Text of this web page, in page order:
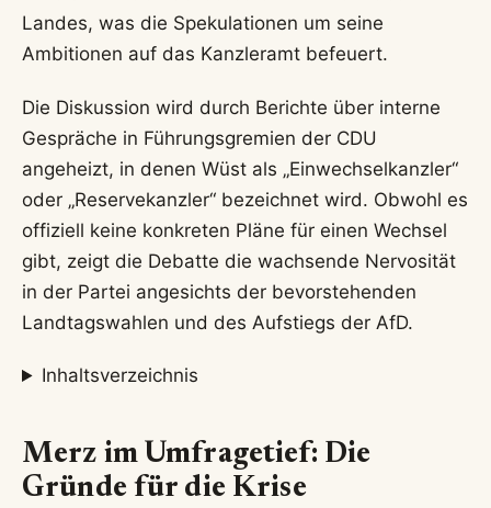
Landes, was die Spekulationen um seine
Ambitionen auf das Kanzleramt befeuert.
Die Diskussion wird durch Berichte über interne
Gespräche in Führungsgremien der CDU
angeheizt, in denen Wüst als „Einwechselkanzler“
oder „Reservekanzler“ bezeichnet wird. Obwohl es
offiziell keine konkreten Pläne für einen Wechsel
gibt, zeigt die Debatte die wachsende Nervosität
in der Partei angesichts der bevorstehenden
Landtagswahlen und des Aufstiegs der AfD.
Inhaltsverzeichnis
Merz im Umfragetief: Die
Gründe für die Krise